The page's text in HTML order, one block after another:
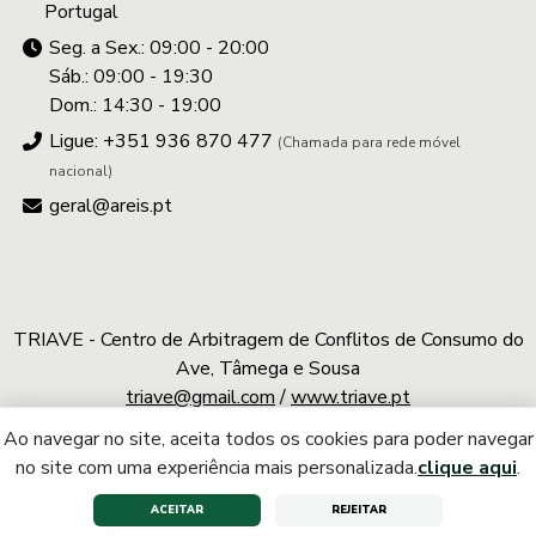
Portugal
Seg. a Sex.: 09:00 - 20:00
Sáb.: 09:00 - 19:30
Dom.: 14:30 - 19:00
Ligue: +351 936 870 477 (Chamada para rede móvel
nacional)
geral@areis.pt
TRIAVE - Centro de Arbitragem de Conflitos de Consumo do
Ave, Tâmega e Sousa
triave@gmail.com/www.triave.pt
A.REIS © 2026 | Todos os direitos reservados
Ao navegar no site, aceita todos os cookies para poder navegar
no site com uma experiência mais personalizada.clique aqui.
ACEITAR REJEITAR